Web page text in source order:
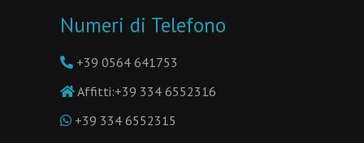
Numeri di Telefono
+39 0564 641753
Affitti:+39 334 6552316
+39 334 6552315